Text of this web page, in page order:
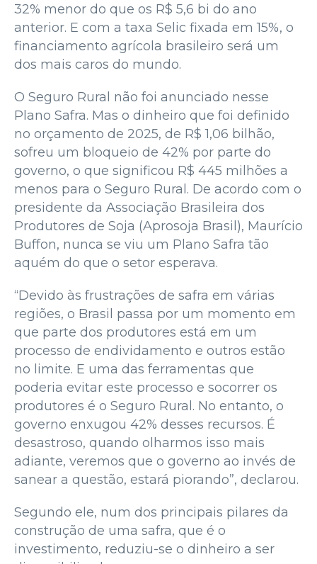
32% menor do que os R$ 5,6 bi do ano
anterior. E com a taxa Selic fixada em 15%, o
financiamento agrícola brasileiro será um
dos mais caros do mundo.
O Seguro Rural não foi anunciado nesse
Plano Safra. Mas o dinheiro que foi definido
no orçamento de 2025, de R$ 1,06 bilhão,
sofreu um bloqueio de 42% por parte do
governo, o que significou R$ 445 milhões a
menos para o Seguro Rural. De acordo com o
presidente da Associação Brasileira dos
Produtores de Soja (Aprosoja Brasil), Maurício
Buffon, nunca se viu um Plano Safra tão
aquém do que o setor esperava.
“Devido às frustrações de safra em várias
regiões, o Brasil passa por um momento em
que parte dos produtores está em um
processo de endividamento e outros estão
no limite. E uma das ferramentas que
poderia evitar este processo e socorrer os
produtores é o Seguro Rural. No entanto, o
governo enxugou 42% desses recursos. É
desastroso, quando olharmos isso mais
adiante, veremos que o governo ao invés de
sanear a questão, estará piorando”, declarou.
Segundo ele, num dos principais pilares da
construção de uma safra, que é o
investimento, reduziu-se o dinheiro a ser